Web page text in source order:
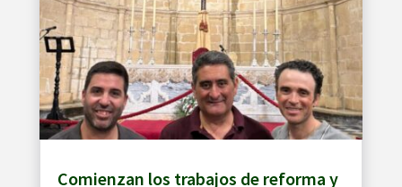
Comienzan los trabajos de reforma y